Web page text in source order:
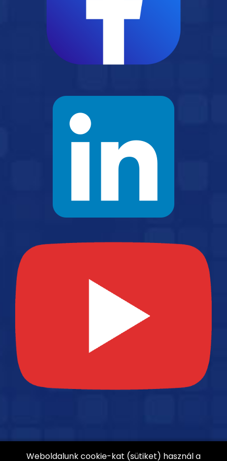
Weboldalunk cookie-kat (sütiket) használ a